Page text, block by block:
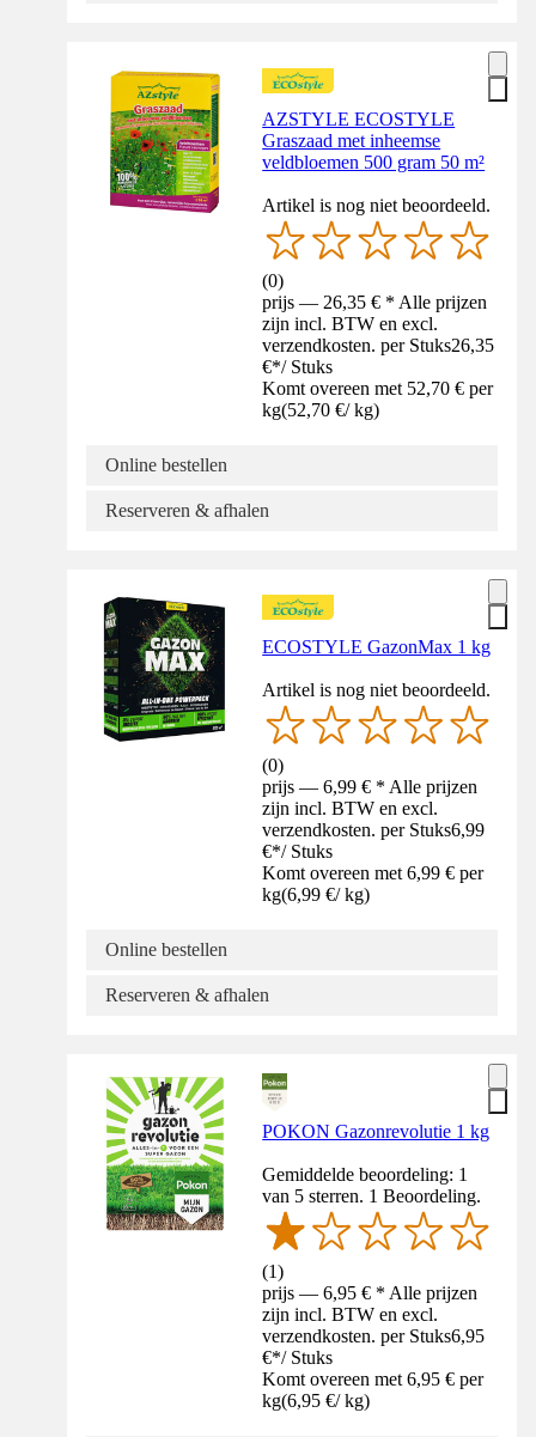
AZSTYLE ECOSTYLE
Graszaad met inheemse
veldbloemen 500 gram 50 m²
Artikel is nog niet beoordeeld.
(0)
prijs — 26,35 € * Alle prijzen
zijn incl. BTW en excl.
verzendkosten. per Stuks26,35
€*/ Stuks
Komt overeen met 52,70 € per
kg(52,70 €/ kg)
Online bestellen
Reserveren & afhalen
ECOSTYLE GazonMax 1 kg
Artikel is nog niet beoordeeld.
(0)
prijs — 6,99 € * Alle prijzen
zijn incl. BTW en excl.
verzendkosten. per Stuks6,99
€*/ Stuks
Komt overeen met 6,99 € per
kg(6,99 €/ kg)
Online bestellen
Reserveren & afhalen
POKON Gazonrevolutie 1 kg
Gemiddelde beoordeling: 1
van 5 sterren. 1 Beoordeling.
(1)
prijs — 6,95 € * Alle prijzen
zijn incl. BTW en excl.
verzendkosten. per Stuks6,95
€*/ Stuks
Komt overeen met 6,95 € per
kg(6,95 €/ kg)